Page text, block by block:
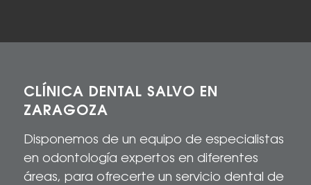
CLÍNICA DENTAL SALVO EN
ZARAGOZA
Disponemos de un equipo de especialistas
en odontología expertos en diferentes
áreas, para ofrecerteun servicio dental de